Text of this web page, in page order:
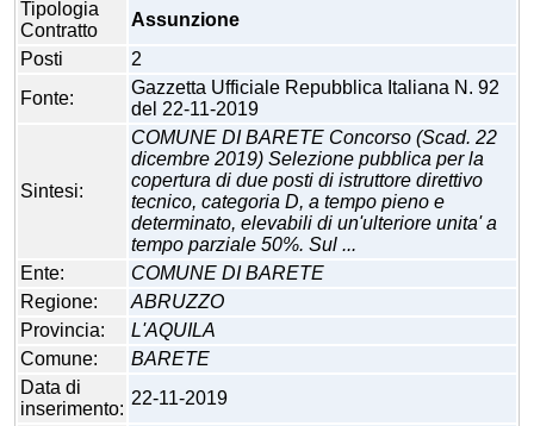
Tipologia
Contratto
Assunzione
Posti
2
Fonte:
Gazzetta Ufficiale Repubblica Italiana N. 92
del 22-11-2019
Sintesi:
COMUNE DI BARETE Concorso (Scad. 22
dicembre 2019) Selezione pubblica per la
copertura di due posti di istruttore direttivo
tecnico, categoria D, a tempo pieno e
determinato, elevabili di un'ulteriore unita' a
tempo parziale 50%. Sul ...
Ente:
COMUNE DI BARETE
Regione:
ABRUZZO
Provincia:
L'AQUILA
Comune:
BARETE
Data di
inserimento:
22-11-2019